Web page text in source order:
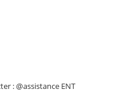
: @assistance ENT